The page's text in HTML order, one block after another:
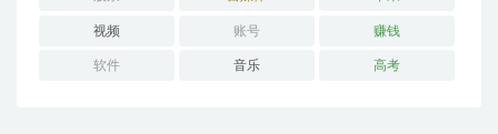
视频 账号 赚钱
软件 音乐 高考